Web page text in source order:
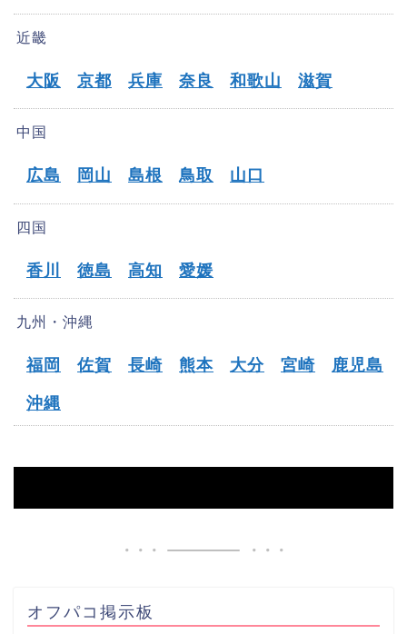
近畿
大阪 京都 兵庫 奈良 和歌山 滋賀
中国
広島 岡山 島根 鳥取 山口
四国
香川 徳島 高知 愛媛
九州・沖縄
福岡 佐賀 長崎 熊本 大分 宮崎 鹿児島
沖縄
オフパコ掲示板